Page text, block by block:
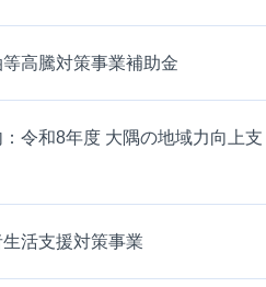
高騰対策事業補助金
令和8年度 大隅の地域力向上支
活支援対策事業